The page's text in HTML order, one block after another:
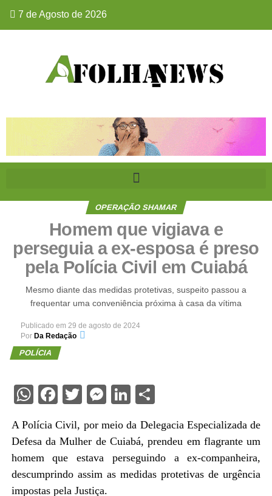
7 de Agosto de 2026
OPERAÇÃO SHAMAR
Homem que vigiava e
perseguia a ex-esposa é preso
pela Polícia Civil em Cuiabá
Mesmo diante das medidas protetivas, suspeito passou a
frequentar uma conveniência próxima à casa da vítima
Publicado em 29 de agosto de 2024
Por Da Redação
POLÍCIA
WhatsApp
Facebook
Twitter
Messenger
LinkedIn
Share
A Polícia Civil, por meio da Delegacia Especializada de
Defesa da Mulher de Cuiabá, prendeu em flagrante um
homem que estava perseguindo a ex-companheira,
descumprindo assim as medidas protetivas de urgência
impostas pela Justiça.